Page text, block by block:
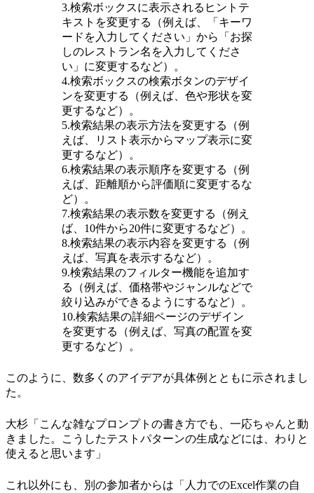
3.検索ボックスに表示されるヒントテ
キストを変更する（例えば、「キーワ
ードを入力してください」から「お探
しのレストラン名を入力してくださ
い」に変更するなど）。
4.検索ボックスの検索ボタンのデザイ
ンを変更する（例えば、色や形状を変
更するなど）。
5.検索結果の表示方法を変更する（例
えば、リスト表示からマップ表示に変
更するなど）。
6.検索結果の表示順序を変更する（例
えば、距離順から評価順に変更するな
ど）。
7.検索結果の表示数を変更する（例え
ば、10件から20件に変更するなど）。
8.検索結果の表示内容を変更する（例
えば、写真を表示するなど）。
9.検索結果のフィルター機能を追加す
る（例えば、価格帯やジャンルなどで
絞り込みができるようにするなど）。
10.検索結果の詳細ページのデザイン
を変更する（例えば、写真の配置を変
更するなど）。
このように、数多くのアイデアが具体例とともに示されまし
た。
大杉「こんな雑なプロンプトの書き方でも、一応ちゃんと動
きました。こうしたテストパターンの生成などには、わりと
使えると思います」
これ以外にも、別の参加者からは「人力でのExcel作業の自